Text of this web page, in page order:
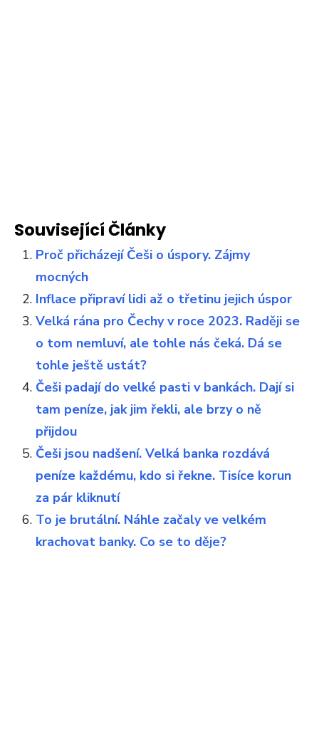
Související Články
Proč přicházejí Češi o úspory. Zájmy
mocných
Inflace připraví lidi až o třetinu jejich úspor
Velká rána pro Čechy v roce 2023. Raději se
o tom nemluví, ale tohle nás čeká. Dá se
tohle ještě ustát?
Češi padají do velké pasti v bankách. Dají si
tam peníze, jak jim řekli, ale brzy o ně
přijdou
Češi jsou nadšení. Velká banka rozdává
peníze každému, kdo si řekne. Tisíce korun
za pár kliknutí
To je brutální. Náhle začaly ve velkém
krachovat banky. Co se to děje?